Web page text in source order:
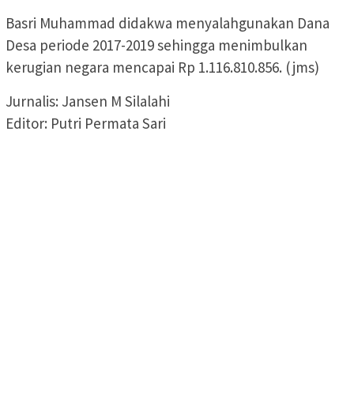
Basri Muhammad didakwa menyalahgunakan Dana
Desa periode 2017-2019 sehingga menimbulkan
kerugian negara mencapai Rp 1.116.810.856. (jms)
Jurnalis: Jansen M Silalahi
Editor: Putri Permata Sari